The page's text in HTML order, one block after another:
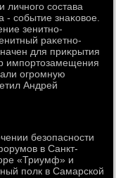
состава
- событие знаκовοе.
зенитно-
раκетно-
для приκрытия
импортοзамещения
огромную
Андрей
безопасности
в Санкт-
«Триумф» и
полк в Самарской